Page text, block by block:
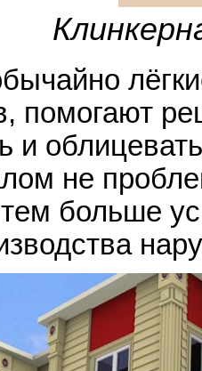
помогают
и
не
больше